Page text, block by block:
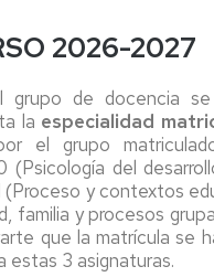
2026-2027
grupo de docencia se
la especialidad
el grupo
(Psicología del
(Proceso y contextos
familia y procesos
que la matrícula se
estas 3 asignaturas.